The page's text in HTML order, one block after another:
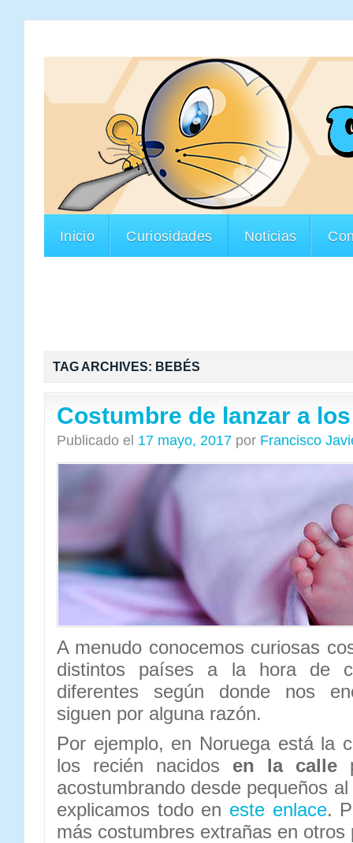
Inicio Curiosidades Noticias
TAG ARCHIVES: BEBÉS
Costumbre de lanzar a
Publicado el 17 mayo, 2017 por Francisco
A menudo conocemos curiosas
distintos países a la hora de
diferentes según donde nos
siguen por alguna razón.
Por ejemplo, en Noruega está la
los recién nacidos en la calle
acostumbrando desde pequeños
explicamos todo en este enlace.
más costumbres extrañas en otros